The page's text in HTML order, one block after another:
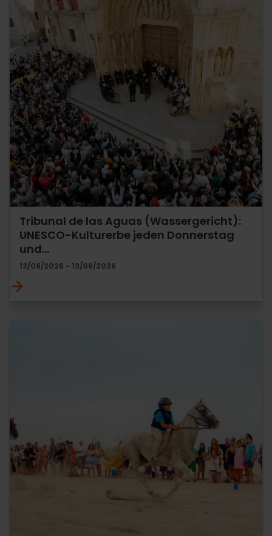
Tribunal de las Aguas (Wassergericht):
UNESCO-Kulturerbe jeden Donnerstag
und…
13/08/2026 - 13/08/2026